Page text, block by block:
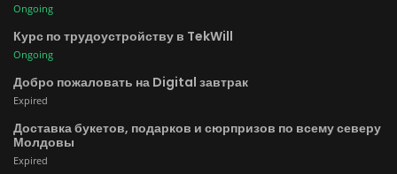
Ongoing
Курс по трудоустройству в TekWill
Ongoing
Добро пожаловать на Digital завтрак
Expired
Доставка букетов, подарков и сюрпризов по всему северу
Молдовы
Expired